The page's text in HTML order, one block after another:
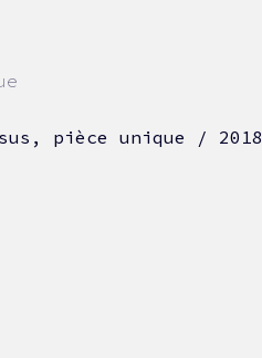
pièce unique / 2018